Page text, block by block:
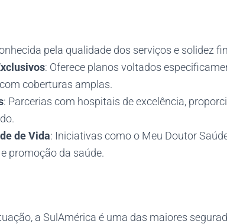
pela qualidade dos serviços e solidez
: Oferece planos voltados
coberturas amplas.
: Parcerias com hospitais de excelência,
de Vida: Iniciativas como o Meu Doutor
promoção da saúde.
a SulAmérica é uma das maiores